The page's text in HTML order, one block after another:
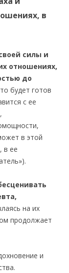
в
силы и
отношениях,
до
будет готов
с ее
в этой
в ее
на их
продолжает
и